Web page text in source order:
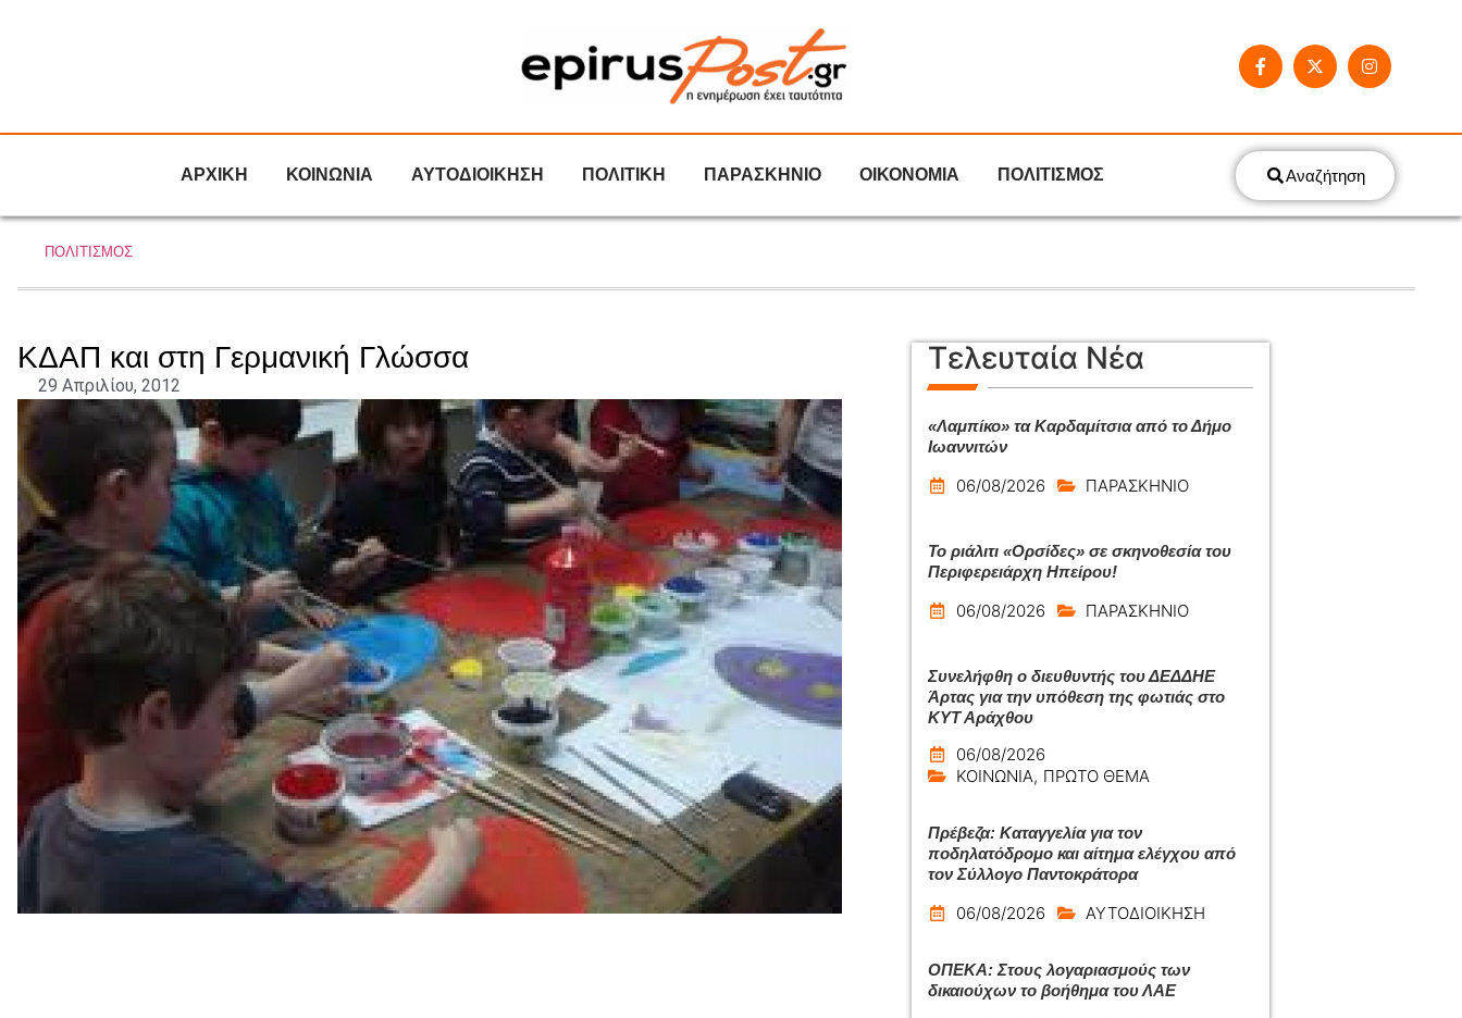
ΑΡΧΙΚΗ ΚΟΙΝΩΝΙΑ ΑΥΤΟΔΙΟΙΚΗΣΗ ΠΟΛΙΤΙΚΗ ΠΑΡΑΣΚΗΝΙΟ ΟΙΚΟΝΟΜΙΑ ΠΟΛΙΤΙΣΜΟΣ Αναζήτηση
ΠΟΛΙΤΙΣΜΟΣ
ΚΔΑΠ και στη Γερμανική Γλώσσα
29 Απριλίου, 2012
Τελευταία Νέα
«Λαμπίκο» τα Καρδαμίτσια από το Δήμο
Ιωαννιτών
06/08/2026 ΠΑΡΑΣΚΗΝΙΟ
Το ριάλιτι «Ορσίδες» σε σκηνοθεσία του
Περιφερειάρχη Ηπείρου!
06/08/2026 ΠΑΡΑΣΚΗΝΙΟ
Συνελήφθη ο διευθυντής του ΔΕΔΔΗΕ
Άρτας για την υπόθεση της φωτιάς στο
ΚΥΤ Αράχθου
06/08/2026
ΚΟΙΝΩΝΙΑ, ΠΡΩΤΟ ΘΕΜΑ
Πρέβεζα: Καταγγελία για τον
ποδηλατόδρομο και αίτημα ελέγχου από
τον Σύλλογο Παντοκράτορα
06/08/2026 ΑΥΤΟΔΙΟΙΚΗΣΗ
ΟΠΕΚΑ: Στους λογαριασμούς των
δικαιούχων το βοήθημα του ΛΑΕ